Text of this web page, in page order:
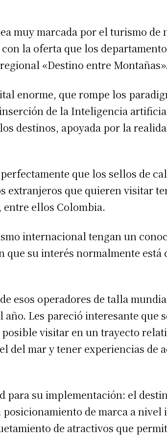
muy marcada por el turismo de
la oferta que los
«Destino entre
enorme, que rompe los
de la Inteligencia
destinos, apoyada por la
que los sellos de
extranjeros que quieren visitar
entre ellos Colombia.
internacional tengan un
su interés normalmente está
esos operadores de talla
Les pareció interesante que
visitar en un trayecto
del mar y tener experiencias de
su implementación: el
posicionamiento de marca a
de atractivos que